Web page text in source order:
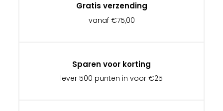
Gratis verzending
vanaf €75,00
Sparen voor korting
lever 500 punten in voor €25